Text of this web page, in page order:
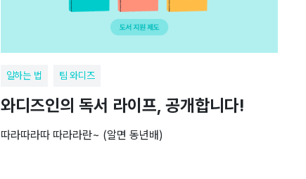
일하는 법 팀 와디즈
와디즈인의 독서 라이프, 공개합니다!
따라따라따 따라라란~ (알면 동년배)